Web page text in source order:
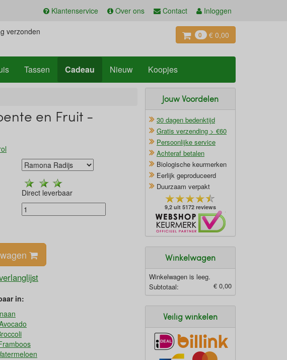
Klantenservice Over ons Contact Inloggen
0 € 0,00
verzonden
Tassen Cadeau Nieuw Koopjes
en Fruit -
Direct leverbaar
in:
Jouw Voordelen
30 dagen bedenktijd
Gratis verzending > €60
Persoonlijke service
Achteraf betalen
Biologische keurmerken
Eerlijk geproduceerd
Duurzaam verpakt
9,2 uit 5172 reviews
Winkelwagen
Winkelwagen is leeg.
Subtotaal:
€ 0,00
Veilig winkelen